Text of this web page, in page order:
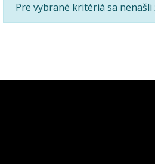
Pre vybrané kritériá sa